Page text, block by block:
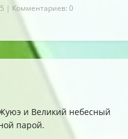
| Комментариев: 0
и Великий небесный
парой.